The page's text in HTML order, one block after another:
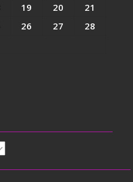
19 20
21
26 27
28